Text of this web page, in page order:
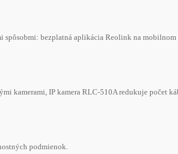
bezplatná aplikácia Reolink na mobilnom
kamerami, IP kamera RLC-510A redukuje počet
podmienok.